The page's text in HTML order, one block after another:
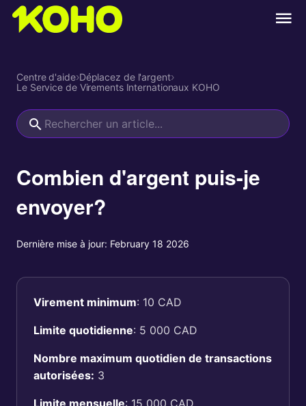
Centre d'aide›Déplacez de l'argent›
Le Service de Virements Internationaux KOHO
Combien d'argent puis-je
envoyer?
Dernière mise à jour: February 18 2026
Virement minimum: 10 CAD
Limite quotidienne: 5 000 CAD
Nombre maximum quotidien de transactions
autorisées: 3
Limite mensuelle: 15 000 CAD